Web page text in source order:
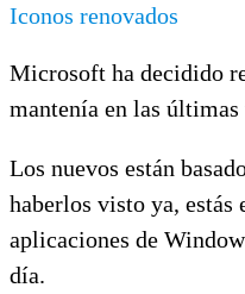
Iconos renovados
Microsoft ha decidido
mantenía en las
Los nuevos están
haberlos visto ya, estás
aplicaciones de
día.